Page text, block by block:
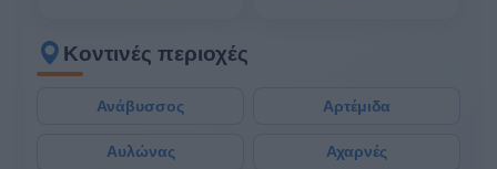
Κοντινές περιοχές
Ανάβυσσος Αρτέμιδα
Αυλώνας Αχαρνές